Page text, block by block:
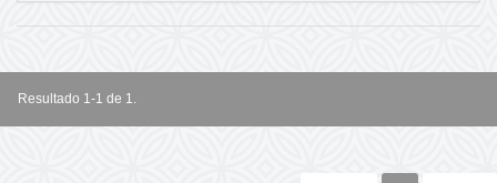
Resultado 1-1 de 1.